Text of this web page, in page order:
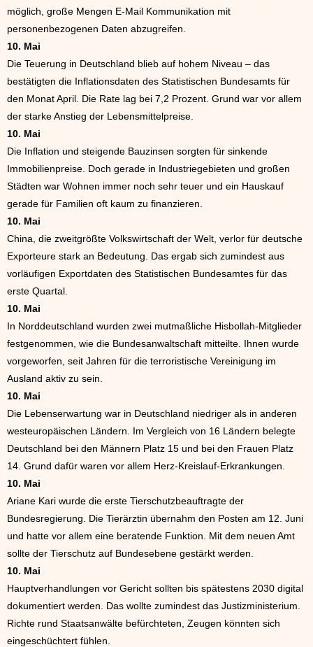
möglich, große Mengen E-Mail Kommunikation mit
personenbezogenen Daten abzugreifen.
10. Mai
Die Teuerung in Deutschland blieb auf hohem Niveau – das
bestätigten die Inflationsdaten des Statistischen Bundesamts für
den Monat April. Die Rate lag bei 7,2 Prozent. Grund war vor allem
der starke Anstieg der Lebensmittelpreise.
10. Mai
Die Inflation und steigende Bauzinsen sorgten für sinkende
Immobilienpreise. Doch gerade in Industriegebieten und großen
Städten war Wohnen immer noch sehr teuer und ein Hauskauf
gerade für Familien oft kaum zu finanzieren.
10. Mai
China, die zweitgrößte Volkswirtschaft der Welt, verlor für deutsche
Exporteure stark an Bedeutung. Das ergab sich zumindest aus
vorläufigen Exportdaten des Statistischen Bundesamtes für das
erste Quartal.
10. Mai
In Norddeutschland wurden zwei mutmaßliche Hisbollah-Mitglieder
festgenommen, wie die Bundesanwaltschaft mitteilte. Ihnen wurde
vorgeworfen, seit Jahren für die terroristische Vereinigung im
Ausland aktiv zu sein.
10. Mai
Die Lebenserwartung war in Deutschland niedriger als in anderen
westeuropäischen Ländern. Im Vergleich von 16 Ländern belegte
Deutschland bei den Männern Platz 15 und bei den Frauen Platz
14. Grund dafür waren vor allem Herz-Kreislauf-Erkrankungen.
10. Mai
Ariane Kari wurde die erste Tierschutzbeauftragte der
Bundesregierung. Die Tierärztin übernahm den Posten am 12. Juni
und hatte vor allem eine beratende Funktion. Mit dem neuen Amt
sollte der Tierschutz auf Bundesebene gestärkt werden.
10. Mai
Hauptverhandlungen vor Gericht sollten bis spätestens 2030 digital
dokumentiert werden. Das wollte zumindest das Justizministerium.
Richte rund Staatsanwälte befürchteten, Zeugen könnten sich
eingeschüchtert fühlen.